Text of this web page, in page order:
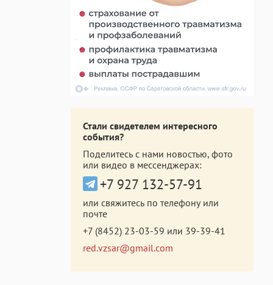
Стали свидетелем интересного
события?
Поделитесь с нами новостью, фото
или видео в мессенджерах:
+7 927 132-57-91
или свяжитесь по телефону или
почте
+7 (8452) 23-03-59 или 39-39-41
red.vzsar@gmail.com